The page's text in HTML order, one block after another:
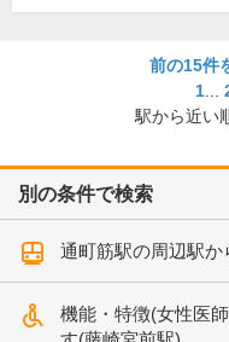
前の15件
1
駅から近い
別の条件で検索
通町筋駅の周辺駅
機能・特徴(女性医